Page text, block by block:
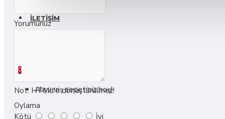
Lazy Armchair
İLETIŞIM
0
Alışveriş sepetiniz boş!
Yorumunuz
Not: HTML'e dönüştürülmez!
Oylama
Kötü
İyi